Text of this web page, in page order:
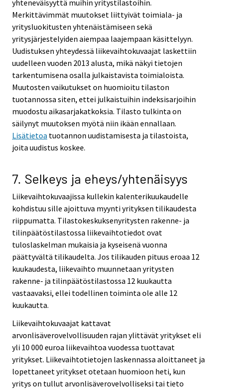
yhteneväisyyttä muihin yritystilastoihin.
Merkittävimmät muutokset liittyivät toimiala- ja
yritysluokitusten yhtenäistämiseen sekä
yritysjärjestelyiden aiempaa laajempaan käsittelyyn.
Uudistuksen yhteydessä liikevaihtokuvaajat laskettiin
uudelleen vuoden 2013 alusta, mikä näkyi tietojen
tarkentumisena osalla julkaistavista toimialoista.
Muutosten vaikutukset on huomioitu tilaston
tuotannossa siten, ettei julkaistuihin indeksisarjoihin
muodostu aikasarjakatkoksia. Tilasto tulkinta on
säilynyt muutoksen myötä niin ikään ennallaan.
Lisätietoa tuotannon uudistamisesta ja tilastoista,
joita uudistus koskee.
7. Selkeys ja eheys/yhtenäisyys
Liikevaihtokuvaajissa kullekin kalenterikuukaudelle
kohdistuu sille ajoittuva myynti yrityksen tilikaudesta
riippumatta. Tilastokeskuksenyritysten rakenne- ja
tilinpäätöstilastossa liikevaihtotiedot ovat
tuloslaskelman mukaisia ja kyseisenä vuonna
päättyvältä tilikaudelta. Jos tilikauden pituus eroaa 12
kuukaudesta, liikevaihto muunnetaan yritysten
rakenne- ja tilinpäätöstilastossa 12 kuukautta
vastaavaksi, ellei todellinen toiminta ole alle 12
kuukautta.
Liikevaihtokuvaajat kattavat
arvonlisäverovelvollisuuden rajan ylittävät yritykset eli
yli 10 000 euroa liikevaihtoa vuodessa tuottavat
yritykset. Liikevaihtotietojen laskennassa aloittaneet ja
lopettaneet yritykset otetaan huomioon heti, kun
yritys on tullut arvonlisäverovelvolliseksi tai tieto